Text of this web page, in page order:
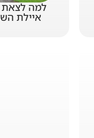
למה לצאת
איילת